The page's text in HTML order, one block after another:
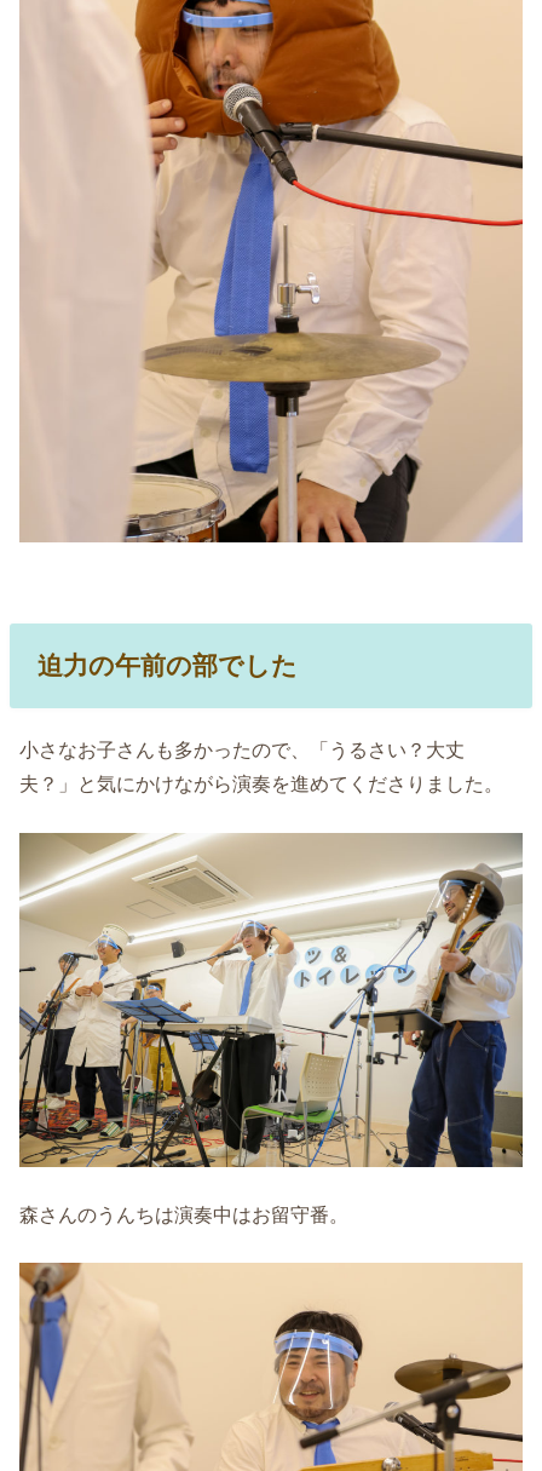
迫力の午前の部でした
小さなお子さんも多かったので、「うるさい？大丈
夫？」と気にかけながら演奏を進めてくださりました。
森さんのうんちは演奏中はお留守番。